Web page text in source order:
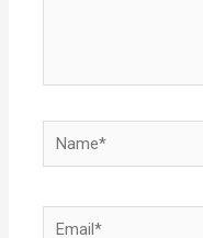
Name*
Email*